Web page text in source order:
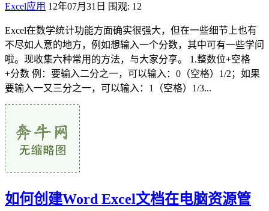
Excel应用 12年07月31日 围观: 12
Excel在数学统计功能方面确实很强大，但在一些细节上也有
不尽如人意的地方，例如想输入一个分数，其中可有一些学问
啦。现收集六种常用的方法，与大家分享。 1.整数位+空格
+分数 例：要输入二分之一，可以输入：0（空格）1/2；如果
要输入一又三分之一，可以输入：1（空格）1/3...
如何创建Word Excel文档在电脑资源管